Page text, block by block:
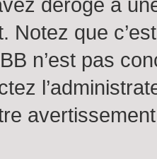
Notez que
n’est pas